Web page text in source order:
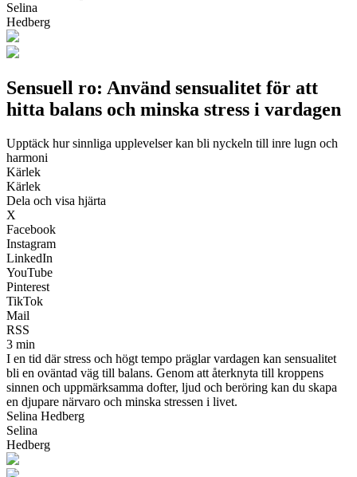
Selina
Hedberg
Sensuell ro: Använd sensualitet för att
hitta balans och minska stress i vardagen
Upptäck hur sinnliga upplevelser kan bli nyckeln till inre lugn och
harmoni
Kärlek
Kärlek
Dela och visa hjärta
X
Facebook
Instagram
LinkedIn
YouTube
Pinterest
TikTok
Mail
RSS
3 min
I en tid där stress och högt tempo präglar vardagen kan sensualitet
bli en oväntad väg till balans. Genom att återknyta till kroppens
sinnen och uppmärksamma dofter, ljud och beröring kan du skapa
en djupare närvaro och minska stressen i livet.
Selina Hedberg
Selina
Hedberg